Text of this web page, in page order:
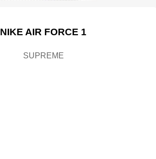
NIKE AIR FORCE 1
SUPREME